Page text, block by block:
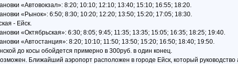
«Автовокзал»: 8:20; 10:10; 12:10; 13:40; 15:10; 16:55; 18:20.
«Рынок»: 6:50; 8:30; 10:20; 12:20; 13:50; 15:20; 17:05; 18:30.
- Ейск.
«Октябрьская»: 6:30; 8:05; 9:45; 11:35; 13:35; 15:05; 16:35; 18:25; 19:40.
«Автостанция»: 8:20; 10:10; 11:50; 13:50; 15:20; 16:50; 18:40; 19:50.
до косы обойдется примерно в 300руб. в один конец.
Ближайший аэропорт расположен в городе Ейск, который